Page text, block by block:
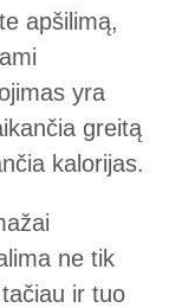
apšilimą,
yra
greitą
kalorijas.
ne tik
ir tuo